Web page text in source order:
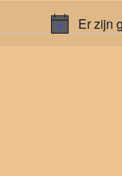
Er zijn